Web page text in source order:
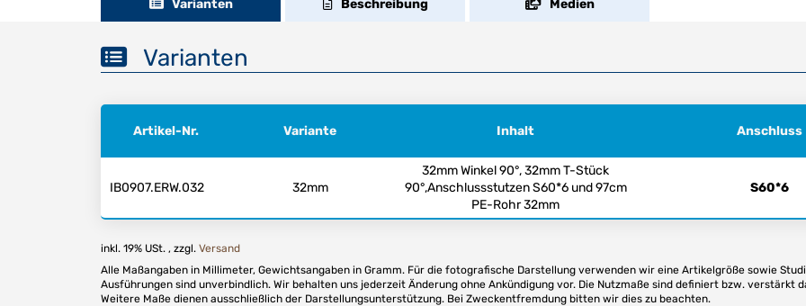
Varianten Beschreibung Medien
Varianten
Artikel-Nr. Variante Inhalt Anschluss
IB0907.ERW.032 32mm
32mm Winkel 90°, 32mm T-Stück
90°,Anschlussstutzen S60*6 und 97cm
PE-Rohr 32mm
S60*6
inkl. 19% USt. , zzgl. Versand
Alle Maßangaben in Millimeter, Gewichtsangaben in Gramm. Für die fotografische Darstellung verwenden wir eine Artikelgröße sowie
Ausführungen sind unverbindlich. Wir behalten uns jederzeit Änderung ohne Ankündigung vor. Die Nutzmaße sind definiert bzw. verstärkt
Weitere Maße dienen ausschließlich der Darstellungsunterstützung. Bei Zweckentfremdung bitten wir dies zu beachten.